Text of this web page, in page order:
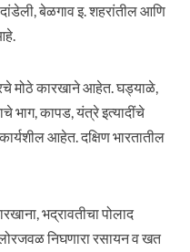
बेळगाव इ. शहरांतील आणि
मोठे कारखाने आहेत. घड्याळे,
भाग, कापड, यंत्रे इत्यादींचे
आहेत. दक्षिण भारतातील
भद्रावतीचा पोलाद
निघणारा रसायन व खत